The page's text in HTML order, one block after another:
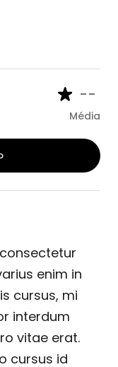
--
Média
enim in
cursus, mi
interdum
vitae erat.
cursus id